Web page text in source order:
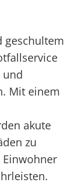
geschultem
und
Mit einem
akute
zu